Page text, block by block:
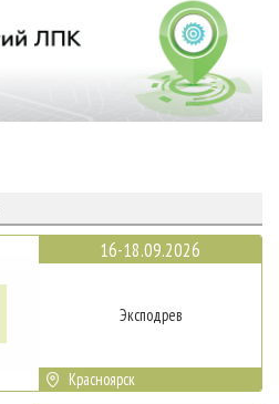
16-18.09.2026
Эксподрев
Красноярск